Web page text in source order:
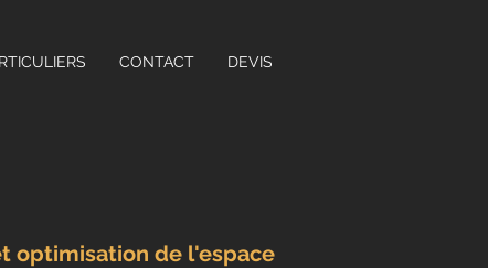
CONTACT DEVIS
optimisation de l'espace